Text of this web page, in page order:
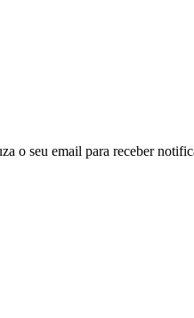
o seu email para receber